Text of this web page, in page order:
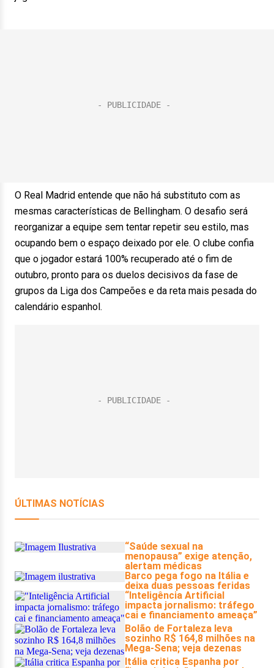
O Real Madrid entende que não há substituto com as
mesmas características de Bellingham. O desafio será
reorganizar a equipe sem tentar repetir seu estilo, mas
ocupando bem o espaço deixado por ele. O clube confia
que o jogador estará 100% recuperado até o fim de
outubro, pronto para os duelos decisivos da fase de
grupos da Liga dos Campeões e da reta mais pesada do
calendário espanhol.